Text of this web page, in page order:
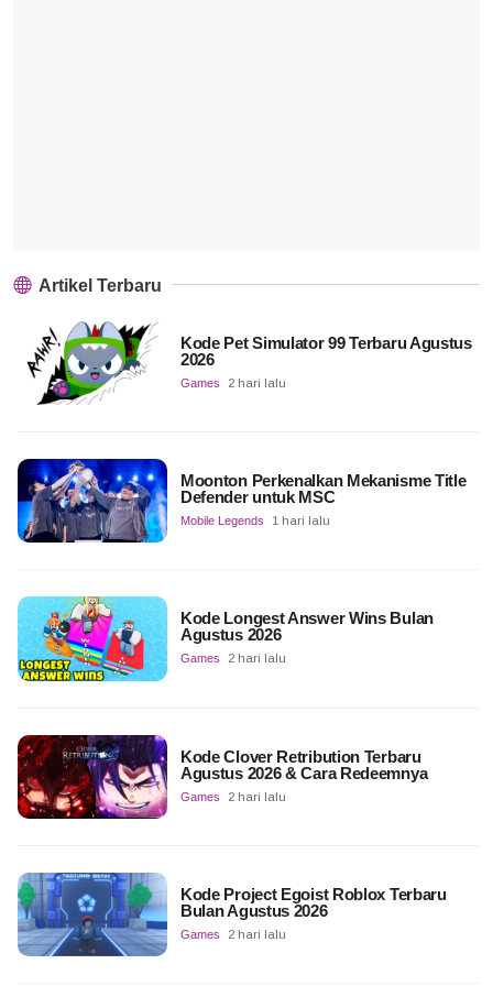
Artikel Terbaru
Kode Pet Simulator 99 Terbaru Agustus
2026
Games 2 hari lalu
Moonton Perkenalkan Mekanisme Title
Defender untuk MSC
Mobile Legends 1 hari lalu
Kode Longest Answer Wins Bulan
Agustus 2026
Games 2 hari lalu
Kode Clover Retribution Terbaru
Agustus 2026 & Cara Redeemnya
Games 2 hari lalu
Kode Project Egoist Roblox Terbaru
Bulan Agustus 2026
Games 2 hari lalu